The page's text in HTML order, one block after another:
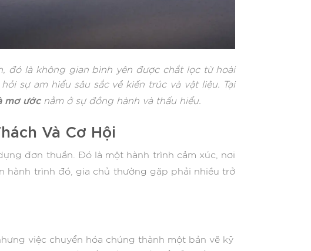
đó là không gian bình yên được chắt lọc từ hoài
sự am hiểu sâu sắc về kiến trúc và vật liệu. Tại
mơ ướcnằm ở sự đồng hành và thấu hiểu.
Và Cơ Hội
đơn thuần. Đó là một hành trình cảm xúc, nơi
hành trình đó, gia chủ thường gặp phải nhiều trở
việc chuyển hóa chúng thành một bản vẽ kỹ